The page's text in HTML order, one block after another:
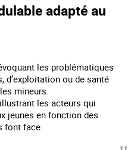
adapté au
les problématiques
d’exploitation ou de santé
mineurs.
illustrant les acteurs qui
jeunes en fonction des
font face.